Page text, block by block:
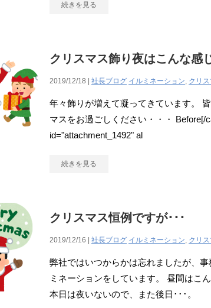
続きを見る
クリスマス飾り夜はこんな感
2019/12/18 | 社長ブログ イルミネーション, クリ
年々飾りが増えて凝ってきています。
マスをお過ごしください・・・ Before[/
id="attachment_1492" al
続きを見る
クリスマス恒例ですが･･･
2019/12/16 | 社長ブログ イルミネーション, クリ
弊社ではいつからかは忘れましたが、
ミネーションをしています。 昼間はこ
本日は夜いないので、また後日･･･。